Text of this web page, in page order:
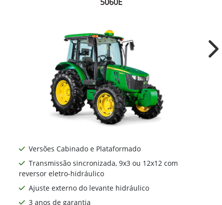
John DeereSérie 5E
Ainda mais versátil, os tratores da série 5E são
ideais para atender todas as necessidades do dia
a dia no campo. É potência, economia e